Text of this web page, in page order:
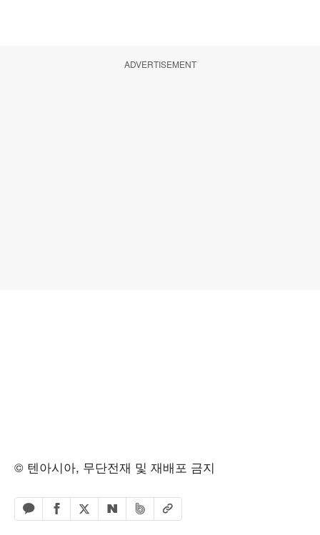
ADVERTISEMENT
© 텐아시아, 무단전재 및 재배포 금지
카카오톡 공유하기
페이스북 공유하기
엑스 공유하기
네이버 공유하기
밴드 공유하기
URL복사